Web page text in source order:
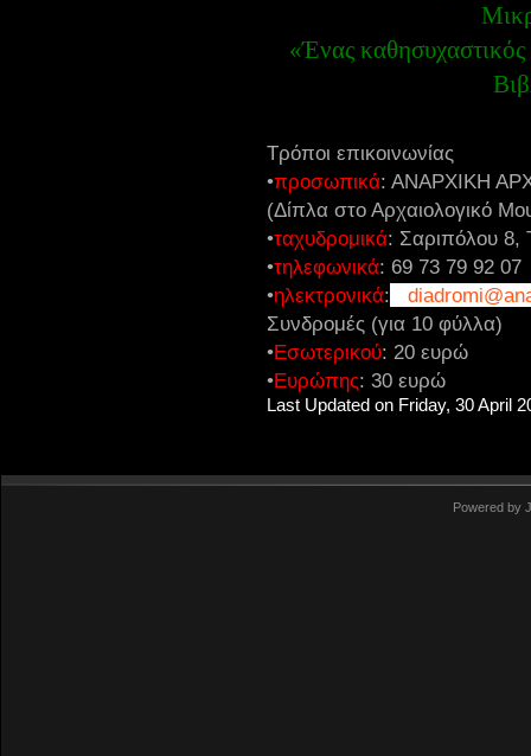
«Ένας
Τρόποι επικοινωνίας
•προσωπικά: ΑΝΑΡΧΙΚΗ
(Δίπλα στο Αρχαιολογικό
•ταχυδρομικά: Σαριπόλου 8,
•τηλεφωνικά: 69 73 79 92 07
•ηλεκτρονικά:
Συνδρομές (για 10 φύλλα)
•Εσωτερικού: 20 ευρώ
•Ευρώπης: 30 ευρώ
Last Updated on Friday, 30 April
Powered by